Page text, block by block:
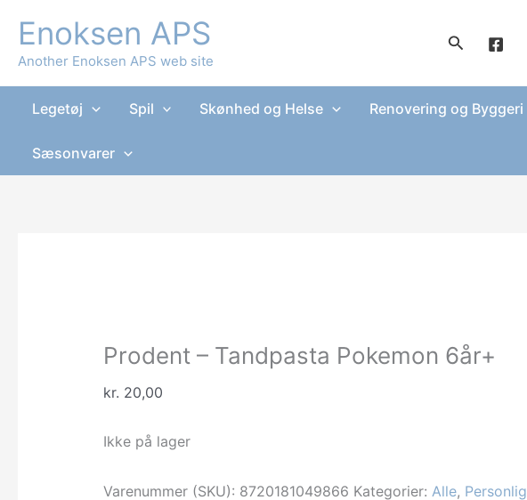
indholdet
Enoksen APS
Another Enoksen APS web site
Søg
Legetøj Spil Skønhed og Helse Renovering og Byggeri
Sæsonvarer
Prodent – Tandpasta Pokemon 6år+
kr. 20,00
Ikke på lager
Varenummer (SKU): 8720181049866 Kategorier: Alle, Personlig